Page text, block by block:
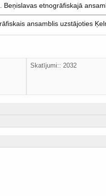
etnogrāfiskajā
ansamblis uzstājoties
Skatījumi:: 2032